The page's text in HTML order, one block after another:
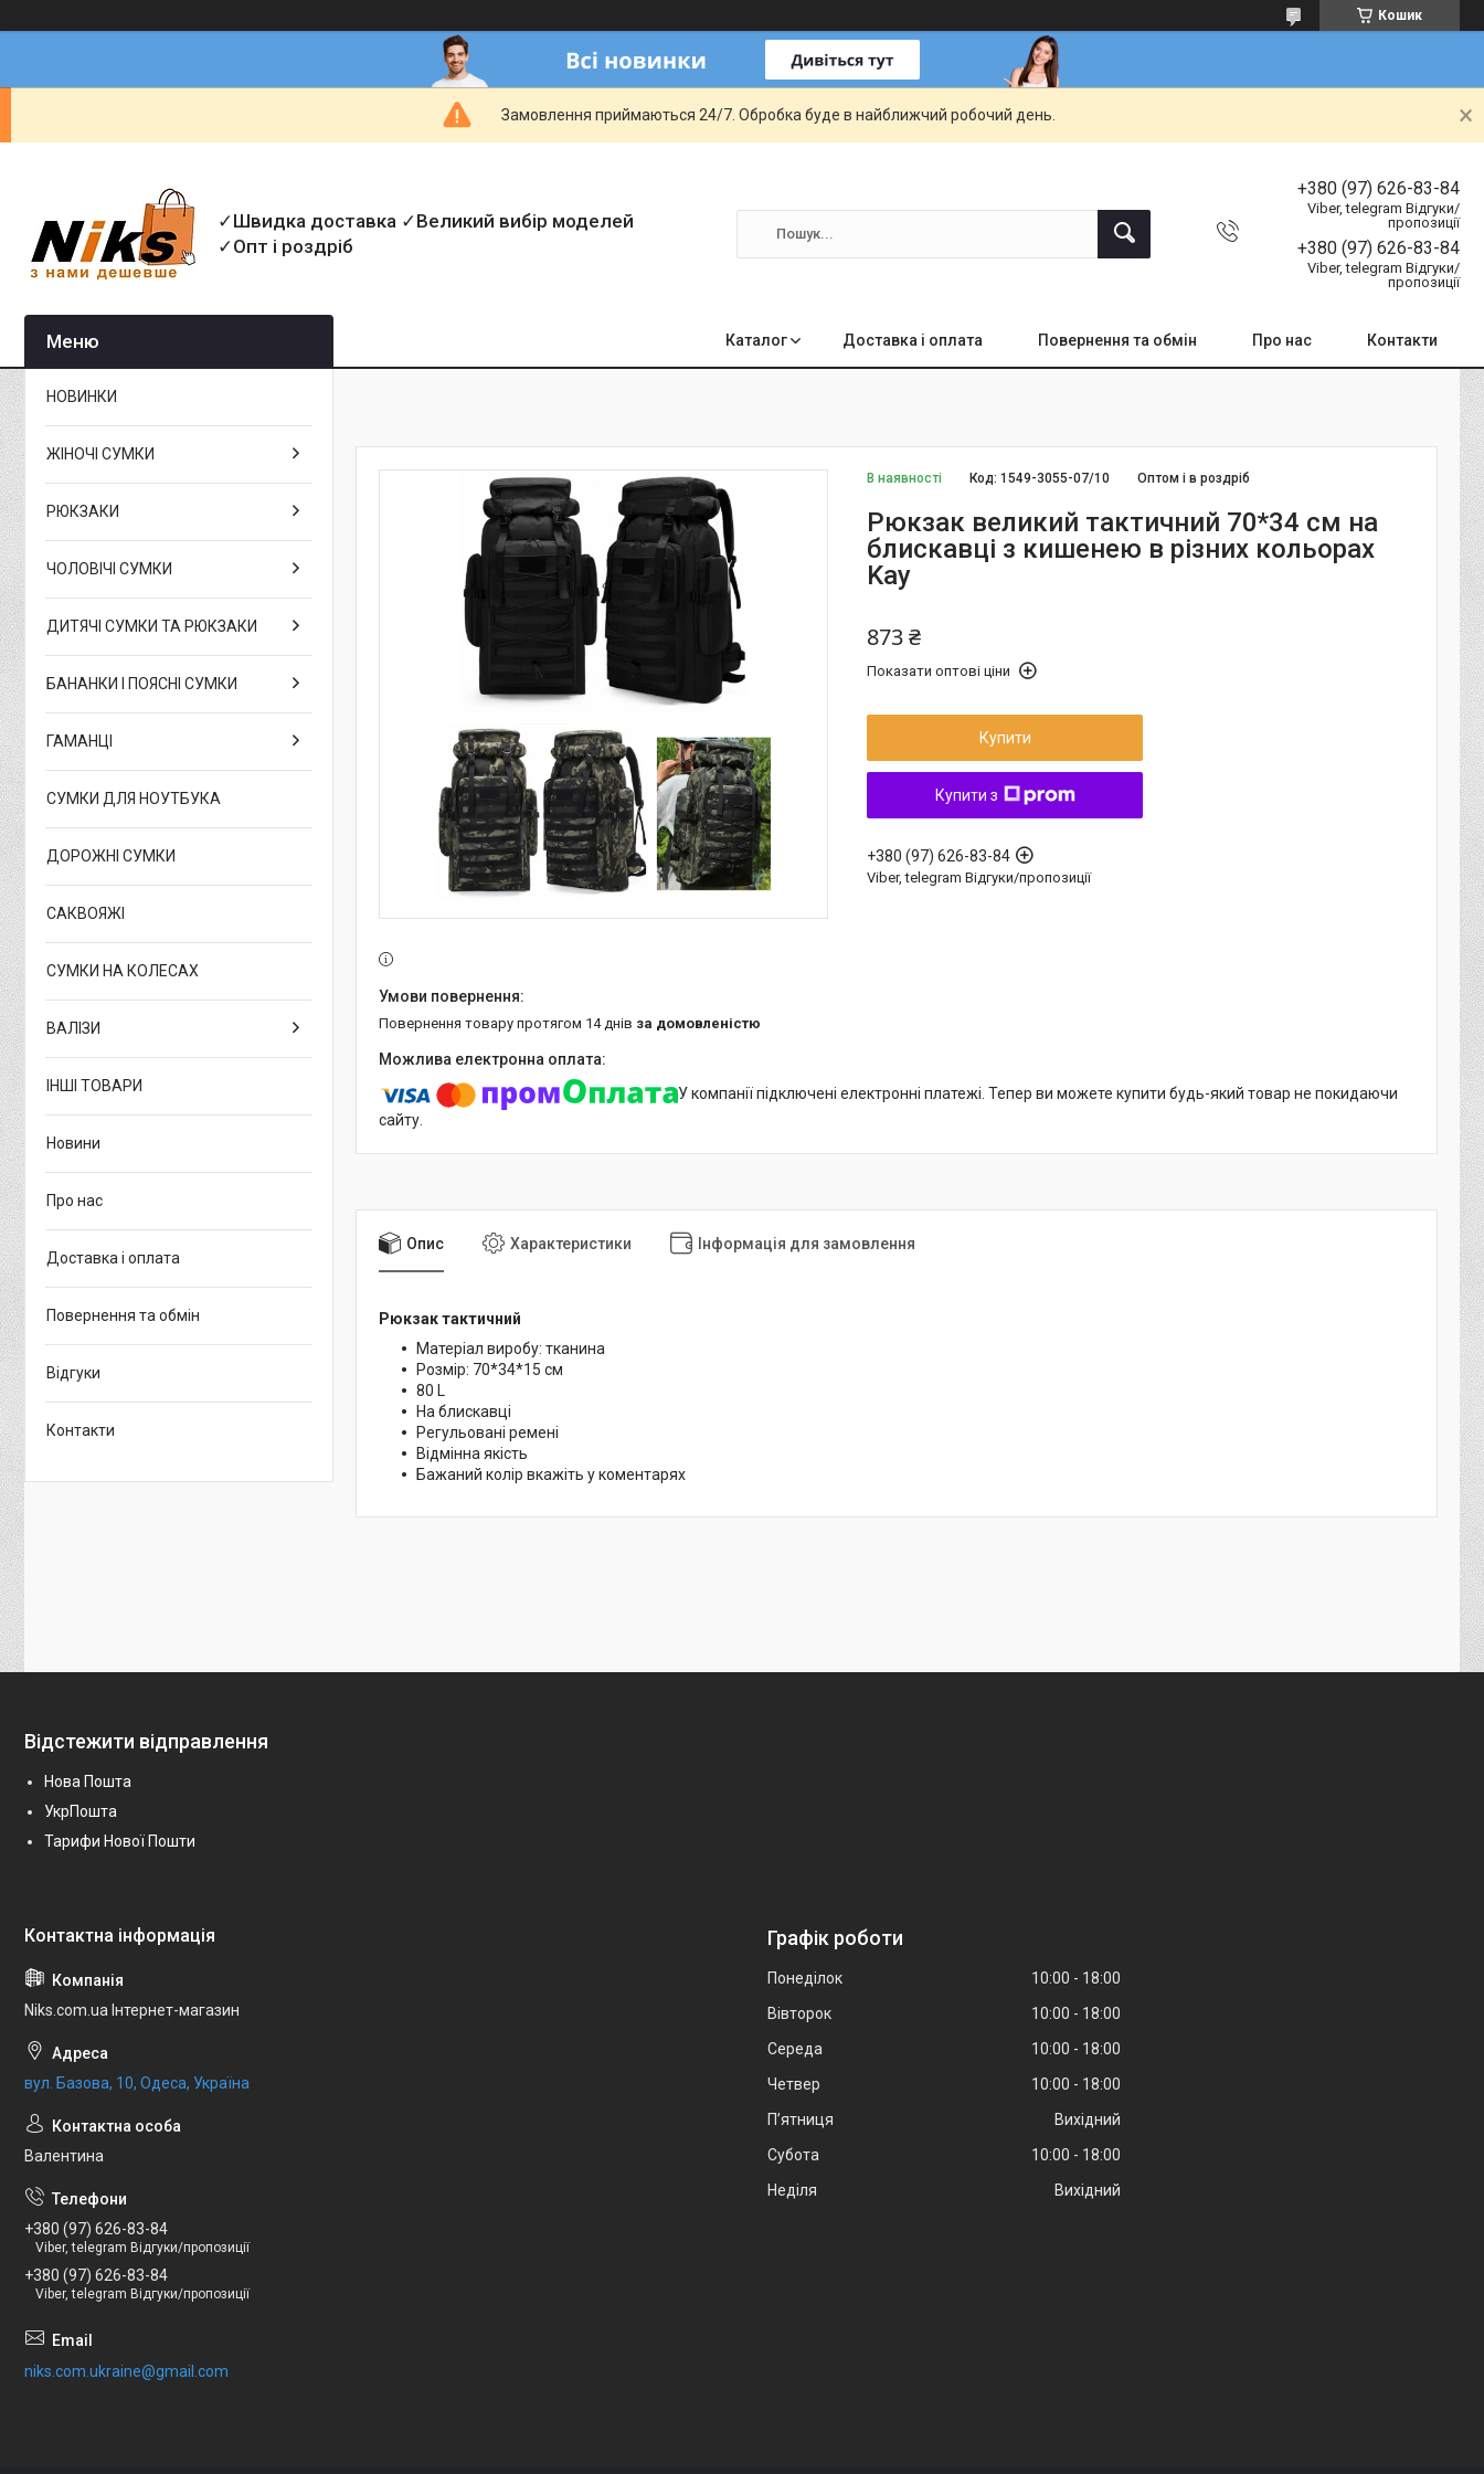
Кошик
Замовлення приймаються 24/7. Обробка буде в найближчий робочий день.
✓Швидка доставка ✓Великий вибір моделей
✓Опт і роздріб
+380 (97) 626-83-84
Viber, telegram Відгуки/
пропозиції
+380 (97) 626-83-84
Viber, telegram Відгуки/
пропозиції
Каталог Доставка і оплата Повернення та обмін Про нас Контакти
В наявності Оптом і в роздріб
Код:1549-3055-07/10
Рюкзак великий тактичний 70*34 см на
блискавці з кишенею в різних кольорах
Kay
873 ₴
Показати оптові ціни
Купити
Купити з
+380 (97) 626-83-84
Viber, telegram Відгуки/пропозиції
повернення товару протягом 14 днів за домовленістю
У компанії підключені електронні платежі. Тепер ви можете купити будь-який товар не покидаючи
сайту.
Опис Характеристики Інформація для замовлення
Рюкзак тактичний
Матеріал виробу: тканина
Розмір: 70*34*15 см
80 L
На блискавці
Регульовані ремені
Відмінна якість
Бажаний колір вкажіть у коментарях
НОВИНКИ
ЖІНОЧІ СУМКИ
РЮКЗАКИ
ЧОЛОВІЧІ СУМКИ
ДИТЯЧІ СУМКИ ТА РЮКЗАКИ
БАНАНКИ І ПОЯСНІ СУМКИ
ГАМАНЦІ
СУМКИ ДЛЯ НОУТБУКА
ДОРОЖНІ СУМКИ
САКВОЯЖІ
СУМКИ НА КОЛЕСАХ
ВАЛІЗИ
ІНШІ ТОВАРИ
Новини
Про нас
Доставка і оплата
Повернення та обмін
Відгуки
Контакти
Відстежити відправлення
Нова Пошта
УкрПошта
Тарифи Нової Пошти
Niks.com.ua Інтернет-магазин
вул. Базова, 10, Одеса, Україна
Валентина
+380 (97) 626-83-84
Viber, telegram Відгуки/пропозиції
+380 (97) 626-83-84
Viber, telegram Відгуки/пропозиції
niks.com.ukraine@gmail.com
Графік роботи
Понеділок 10:00
18:00
Вівторок
10:00
18:00
Середа
10:00
18:00
Четвер
10:00
18:00
Пʼятниця
Вихідний
Субота
10:00
18:00
Неділя
Вихідний